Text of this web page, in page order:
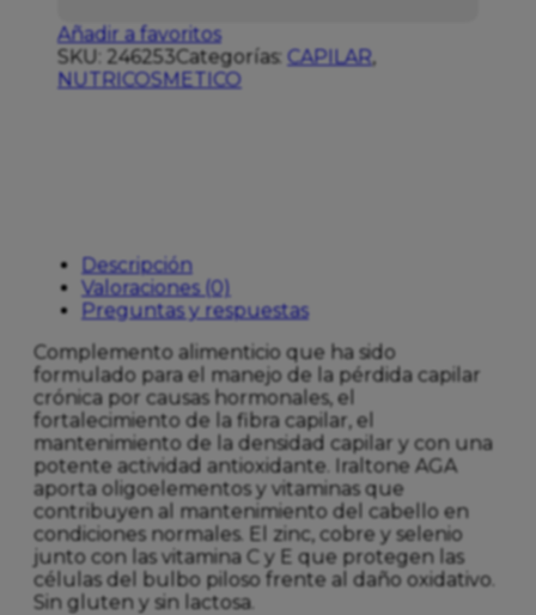
Añadir a favoritos
SKU: 246253Categorías: CAPILAR,
NUTRICOSMETICO
Descripción
Valoraciones (0)
Preguntas y respuestas
Complemento alimenticio que ha sido
formulado para el manejo de la pérdida capilar
crónica por causas hormonales, el
fortalecimiento de la fibra capilar, el
mantenimiento de la densidad capilar y con una
potente actividad antioxidante. Iraltone AGA
aporta oligoelementos y vitaminas que
contribuyen al mantenimiento del cabello en
condiciones normales. El zinc, cobre y selenio
junto con las vitamina C y E que protegen las
células del bulbo piloso frente al daño oxidativo.
Sin gluten y sin lactosa.